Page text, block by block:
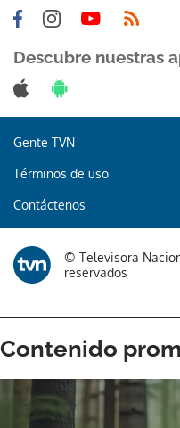
Gracias por
Descubre nuestras
Gente TVN
Términos de uso
Contáctenos
© Televisora
reservados